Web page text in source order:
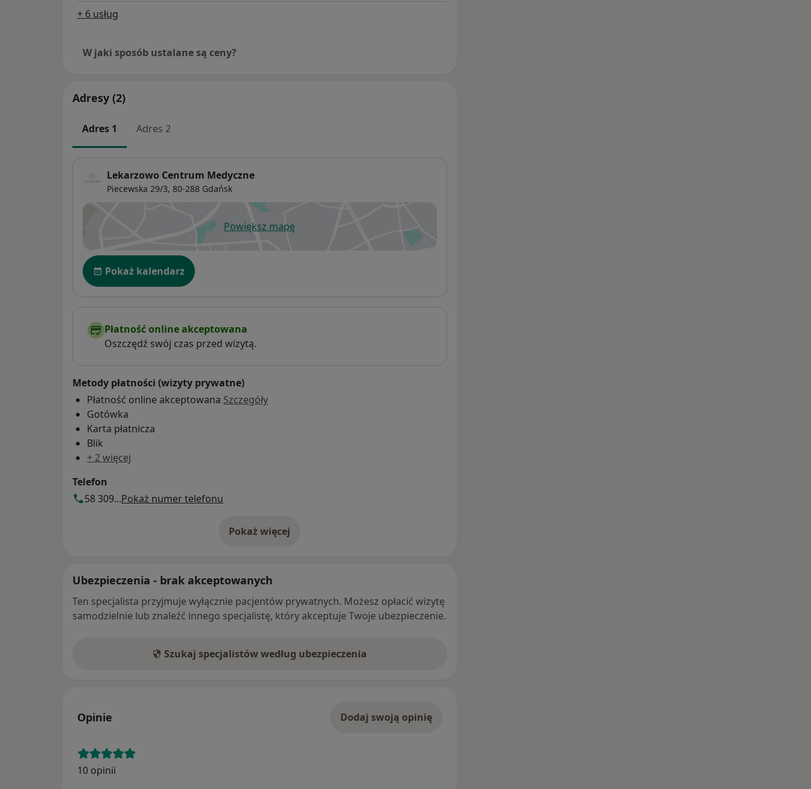
+ 6 usług
W jaki sposób ustalane są ceny?
Adresy (2)
Adres 1 Adres 2
Lekarzowo Centrum Medyczne
Piecewska 29/3, 80-288 Gdańsk
Powiększ mapęotwiera się w nowej karcie
Dostępność
Pokaż kalendarz
Płatność online akceptowana
Oszczędź swój czas przed wizytą.
Metody płatności (wizyty prywatne)
Płatność online akceptowana Szczegóły
Gotówka
Karta płatnicza
Blik
+ 2 więcej
Telefon
58 309...Pokaż numer telefonu
Pokaż więcej
o adresie
Ubezpieczenia - brak akceptowanych
Ten specjalista przyjmuje wyłącznie pacjentów prywatnych. Możesz opłacić wizytę
samodzielnie lub znaleźć innego specjalistę, który akceptuje Twoje ubezpieczenie.
Szukaj specjalistów według ubezpieczenia
Opinie Dodaj swoją opinię
10 opinii